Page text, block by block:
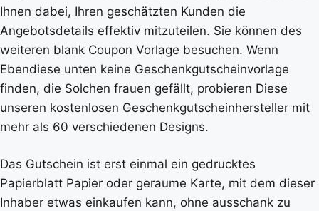
Ihnen dabei, Ihren geschätzten Kunden die
Angebotsdetails effektiv mitzuteilen. Sie können des
weiteren blank Coupon Vorlage besuchen. Wenn
Ebendiese unten keine Geschenkgutscheinvorlage
finden, die Solchen frauen gefällt, probieren Diese
unseren kostenlosen Geschenkgutscheinhersteller mit
mehr als 60 verschiedenen Designs.
Das Gutschein ist erst einmal ein gedrucktes
Papierblatt Papier oder geraume Karte, mit dem dieser
Inhaber etwas einkaufen kann, ohne ausschank zu